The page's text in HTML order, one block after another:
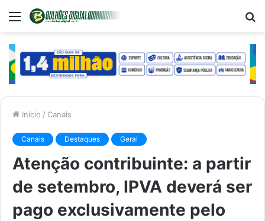
Menu
Início / Canais
Canais Destaques Geral
Atenção contribuinte: a partir
de setembro, IPVA deverá ser
pago exclusivamente pelo